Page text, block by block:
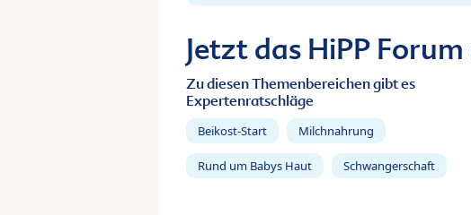
Jetzt das HiPP
Zu diesen Themenbereichen gibt es
Expertenratschläge
Beikost-Start Milchnahrung
Rund um Babys Haut Schwangerschaft